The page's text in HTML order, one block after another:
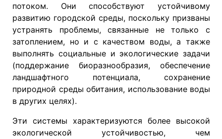
потоком. Они способствуют устойчивому
развитию городской среды, поскольку призваны
устранять проблемы, связанные не только с
затоплением, но и с качеством воды, а также
выполнять социальные и экологические задачи
(поддержание биоразнообразия, обеспечение
ландшафтного потенциала, сохранение
природной среды обитания, использование воды
в других целях).
Эти системы характеризуются более высокой
экологической устойчивостью, чем